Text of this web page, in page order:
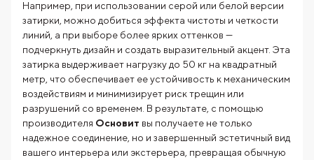
Например, при использовании серой или белой версии
затирки, можно добиться эффекта чистоты и четкости
линий, а при выборе более ярких оттенков —
подчеркнуть дизайн и создать выразительный акцент. Эта
затирка выдерживает нагрузку до 50 кг на квадратный
метр, что обеспечивает ее устойчивость к механическим
воздействиям и минимизирует риск трещин или
разрушений со временем. В результате, с помощью
производителя Основит вы получаете не только
надежное соединение, но и завершенный эстетичный вид
вашего интерьера или экстерьера, превращая обычную